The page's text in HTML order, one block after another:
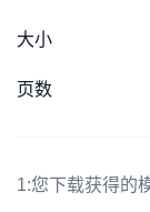
大小
页数
1:您下载获得的